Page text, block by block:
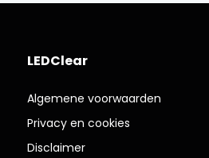
LEDClear
Algemene voorwaarden
Privacy en cookies
Disclaimer